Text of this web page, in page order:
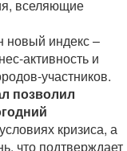
вселяющие
новый индекс –
активность и
участников.
позволил
кризиса, а
что подтверждает